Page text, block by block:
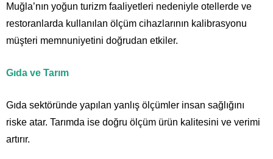
Muğla’nın yoğun turizm faaliyetleri nedeniyle otellerde ve
restoranlarda kullanılan ölçüm cihazlarının kalibrasyonu
müşteri memnuniyetini doğrudan etkiler.
Gıda ve Tarım
Gıda sektöründe yapılan yanlış ölçümler insan sağlığını
riske atar. Tarımda ise doğru ölçüm ürün kalitesini ve verimi
artırır.